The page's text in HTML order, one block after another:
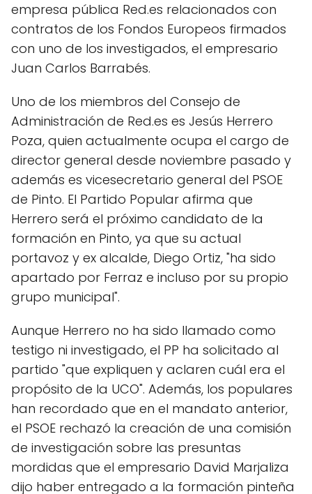
empresa pública Red.es relacionados con
contratos de los Fondos Europeos firmados
con uno de los investigados, el empresario
Juan Carlos Barrabés.
Uno de los miembros del Consejo de
Administración de Red.es es Jesús Herrero
Poza, quien actualmente ocupa el cargo de
director general desde noviembre pasado y
además es vicesecretario general del PSOE
de Pinto. El Partido Popular afirma que
Herrero será el próximo candidato de la
formación en Pinto, ya que su actual
portavoz y ex alcalde, Diego Ortiz, "ha sido
apartado por Ferraz e incluso por su propio
grupo municipal".
Aunque Herrero no ha sido llamado como
testigo ni investigado, el PP ha solicitado al
partido "que expliquen y aclaren cuál era el
propósito de la UCO". Además, los populares
han recordado que en el mandato anterior,
el PSOE rechazó la creación de una comisión
de investigación sobre las presuntas
mordidas que el empresario David Marjaliza
dijo haber entregado a la formación pinteña